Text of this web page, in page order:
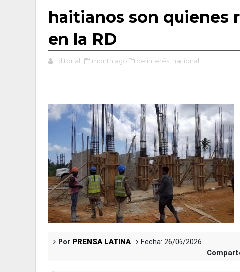
haitianos son quienes
en la RD
Editorial month ago de interés, nacional,
Por PRENSA LATINA
Fecha: 26/06/2026